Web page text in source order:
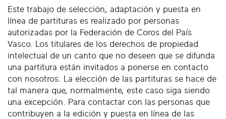
Este trabajo de selección, adaptación y puesta en
línea de partituras es realizado por personas
autorizadas por la Federación de Coros del País
Vasco. Los titulares de los derechos de propiedad
intelectual de un canto que no deseen que se difunda
una partitura están invitados a ponerse en contacto
con nosotros. La elección de las partituras se hace de
tal manera que, normalmente, este caso siga siendo
una excepción. Para contactar con las personas que
contribuyen a la edición y puesta en línea de las